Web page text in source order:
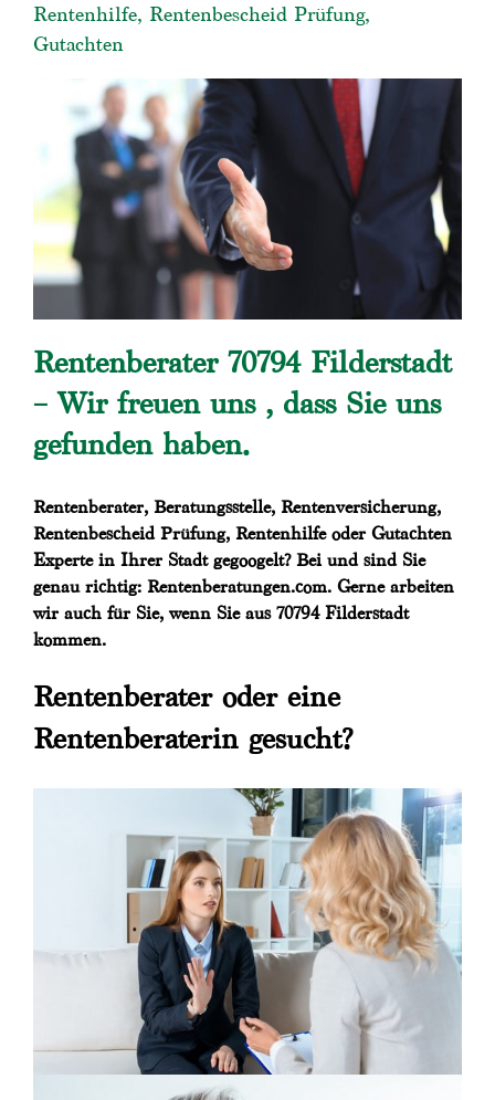
Rentenhilfe, Rentenbescheid Prüfung,
Gutachten
Rentenberater 70794 Filderstadt
– Wir freuen uns , dass Sie uns
gefunden haben.
Rentenberater, Beratungsstelle, Rentenversicherung,
Rentenbescheid Prüfung, Rentenhilfe oder Gutachten
Experte in Ihrer Stadt gegoogelt? Bei und sind Sie
genau richtig: Rentenberatungen.com. Gerne arbeiten
wir auch für Sie, wenn Sie aus 70794 Filderstadt
kommen.
Rentenberater oder eine
Rentenberaterin gesucht?